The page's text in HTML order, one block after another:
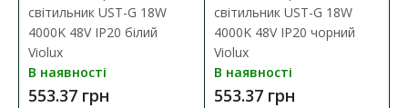
світильник UST-G 18W
4000K 48V IP20 білий
Violux
В наявності
553.37 грн
світильник UST-G 18W
4000K 48V IP20 чорний
Violux
В наявності
553.37 грн